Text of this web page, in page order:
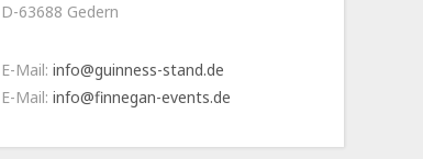
D-63688 Gedern
E-Mail: info@guinness-stand.de
E-Mail: info@finnegan-events.de